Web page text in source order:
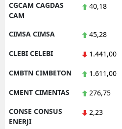
CGCAM CAGDAS
CAM
40,18
CIMSA CIMSA 45,28
CLEBI CELEBI 1.441,00
CMBTN CIMBETON 1.611,00
CMENT CIMENTAS 276,75
CONSE CONSUS
ENERJI
2,23